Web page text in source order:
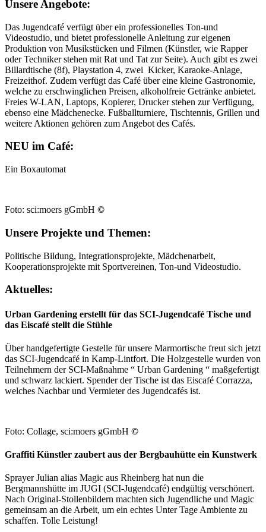
Unsere Angebote:
Das Jugendcafé verfügt über ein professionelles Ton-und
Videostudio, und bietet professionelle Anleitung zur eigenen
Produktion von Musikstücken und Filmen (Künstler, wie Rapper
oder Techniker stehen mit Rat und Tat zur Seite). Auch gibt es zwei
Billardtische (8f), Playstation 4, zwei Kicker, Karaoke-Anlage,
Freizeithof. Zudem verfügt das Café über eine kleine Gastronomie,
welche zu erschwinglichen Preisen, alkoholfreie Getränke anbietet.
Freies W-LAN, Laptops, Kopierer, Drucker stehen zur Verfügung,
ebenso eine Mädchenecke. Fußballturniere, Tischtennis, Grillen und
weitere Aktionen gehören zum Angebot des Cafés.
NEU im Café:
Ein Boxautomat
Foto: sci:moers gGmbH ©
Unsere Projekte und Themen:
Politische Bildung, Integrationsprojekte, Mädchenarbeit,
Kooperationsprojekte mit Sportvereinen, Ton-und Videostudio.
Aktuelles:
Urban Gardening erstellt für das SCI-Jugendcafé Tische und
das Eiscafé stellt die Stühle
Über handgefertigte Gestelle für unsere Marmortische freut sich jetzt
das SCI-Jugendcafé in Kamp-Lintfort. Die Holzgestelle wurden von
Teilnehmern der SCI-Maßnahme “ Urban Gardening “ maßgefertigt
und schwarz lackiert. Spender der Tische ist das Eiscafé Corrazza,
welches Nachbar und Vermieter des Jugendcafés ist.
Foto: Collage, sci:moers gGmbH ©
Graffiti Künstler zaubert aus der Bergbauhütte ein Kunstwerk
Sprayer Julian alias Magic aus Rheinberg hat nun die
Bergmannshütte im JUGI (SCI-Jugendcafé) endgültig verschönert.
Nach Original-Stollenbildern machten sich Jugendliche und Magic
gemeinsam an die Arbeit, um ein echtes Unter Tage Ambiente zu
schaffen. Tolle Leistung!